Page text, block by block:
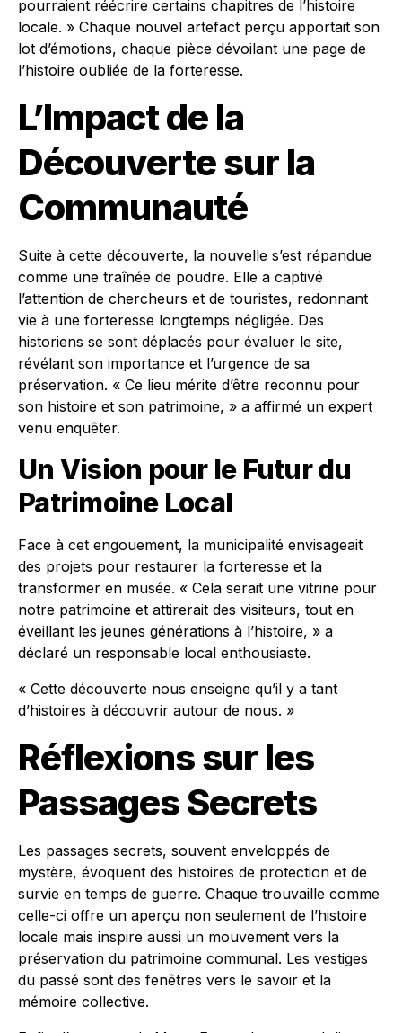
pourraient réécrire certains chapitres de l’histoire
locale. » Chaque nouvel artefact perçu apportait son
lot d’émotions, chaque pièce dévoilant une page de
l’histoire oubliée de la forteresse.
L’Impact de la
Découverte sur la
Communauté
Suite à cette découverte, la nouvelle s’est répandue
comme une traînée de poudre. Elle a captivé
l’attention de chercheurs et de touristes, redonnant
vie à une forteresse longtemps négligée. Des
historiens se sont déplacés pour évaluer le site,
révélant son importance et l’urgence de sa
préservation. « Ce lieu mérite d’être reconnu pour
son histoire et son patrimoine, » a affirmé un expert
venu enquêter.
Un Vision pour le Futur du
Patrimoine Local
Face à cet engouement, la municipalité envisageait
des projets pour restaurer la forteresse et la
transformer en musée. « Cela serait une vitrine pour
notre patrimoine et attirerait des visiteurs, tout en
éveillant les jeunes générations à l’histoire, » a
déclaré un responsable local enthousiaste.
« Cette découverte nous enseigne qu’il y a tant
d’histoires à découvrir autour de nous. »
Réflexions sur les
Passages Secrets
Les passages secrets, souvent enveloppés de
mystère, évoquent des histoires de protection et de
survie en temps de guerre. Chaque trouvaille comme
celle-ci offre un aperçu non seulement de l’histoire
locale mais inspire aussi un mouvement vers la
préservation du patrimoine communal. Les vestiges
du passé sont des fenêtres vers le savoir et la
mémoire collective.